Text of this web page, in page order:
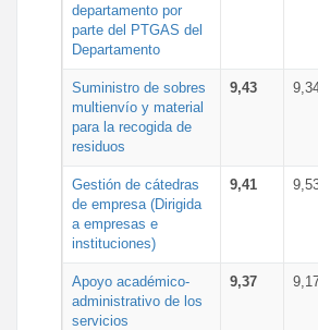
departamento por
parte del PTGAS del
Departamento
Suministro de sobres
multienvío y material
para la recogida de
residuos
9,43
Gestión de cátedras
de empresa (Dirigida
a empresas e
instituciones)
9,41
Apoyo académico-
administrativo de los
servicios
9,37